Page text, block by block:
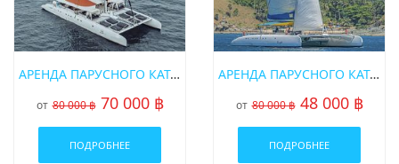
АРЕНДА ПАРУСНОГО КАТАМАРАНА НА ПХУКЕТЕ «FOUNTAINE PAJOT 75FT»
от 80 000 ฿ 70 000 ฿
ПОДРОБНЕЕ
АРЕНДА ПАРУСНОГО КАТАМАРАНА НА ПХУКЕТЕ «BLUEKET 75FT»
от 80 000 ฿ 48 000 ฿
ПОДРОБНЕЕ